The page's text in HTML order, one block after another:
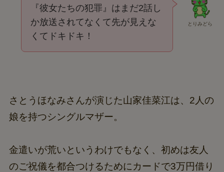
とりみどら
『彼女たちの犯罪』はまだ2話し
か放送されてなくて先が見えな
くてドキドキ！
さとうほなみさんが演じた山家佳菜江は、2人の
娘を持つシングルマザー。
金遣いが荒いというわけでもなく、初めは友人
のご祝儀を都合つけるためにカードで3万円借り